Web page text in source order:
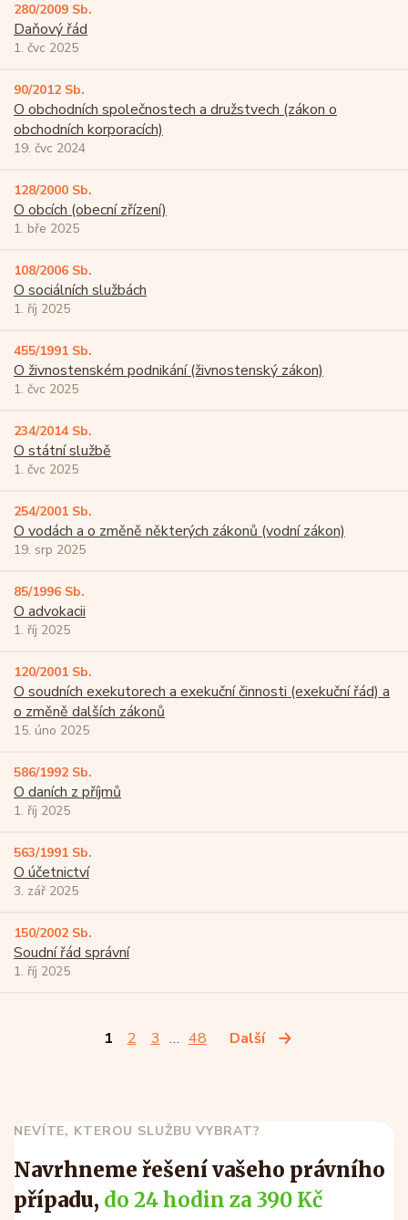
280/2009 Sb.
Daňový řád
1. čvc 2025
90/2012 Sb.
O obchodních společnostech a družstvech (zákon o
obchodních korporacích)
19. čvc 2024
128/2000 Sb.
O obcích (obecní zřízení)
1. bře 2025
108/2006 Sb.
O sociálních službách
1. říj 2025
455/1991 Sb.
O živnostenském podnikání (živnostenský zákon)
1. čvc 2025
234/2014 Sb.
O státní službě
1. čvc 2025
254/2001 Sb.
O vodách a o změně některých zákonů (vodní zákon)
19. srp 2025
85/1996 Sb.
O advokacii
1. říj 2025
120/2001 Sb.
O soudních exekutorech a exekuční činnosti (exekuční řád) a
o změně dalších zákonů
15. úno 2025
586/1992 Sb.
O daních z příjmů
1. říj 2025
563/1991 Sb.
O účetnictví
3. zář 2025
150/2002 Sb.
Soudní řád správní
1. říj 2025
1 2 3 … 48 Další
NEVÍTE, KTEROU SLUŽBU VYBRAT?
Navrhneme řešení vašeho právního
případu, do 24 hodin za 390 Kč